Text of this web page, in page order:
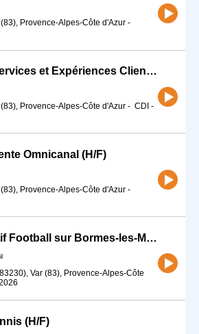
Provence-Alpes-Côte d'Azur -
Conseiller-ère Services et Expériences Client (H/F)
Provence-Alpes-Côte d'Azur - CDI -
Omnicanal (H/F)
Provence-Alpes-Côte d'Azur -
Educateur sportif Football sur Bormes-les-Mimosas (83) (H/F)
Var (83), Provence-Alpes-Côte
(H/F)